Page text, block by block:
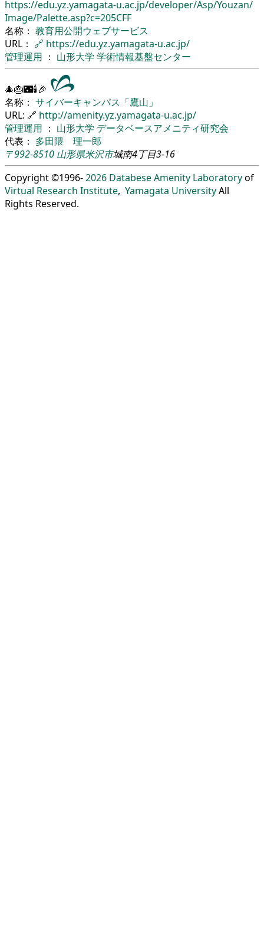
https://edu.yz.yamagata-u.ac.jp/developer/Asp/Youzan/
Image/Palette.asp?c=205CFF
名称： 教育用公開ウェブサービス
URL： 🔗 https://edu.yz.yamagata-u.ac.jp/
管理運用 ： 山形大学 学術情報基盤センター
🎄🎂🌃🕯🎉
名称： サイバーキャンパス「鷹山」
URL: 🔗 http://amenity.yz.yamagata-u.ac.jp/
管理運用 ： 山形大学 データベースアメニティ研究会
代表： 多田隈 理一郎
〒992-8510 山形県米沢市城南4丁目3-16
Copyright ©1996-2026 Databese Amenity Laboratoryof
Virtual Research Institute, Yamagata UniversityAll
Rights Reserved.